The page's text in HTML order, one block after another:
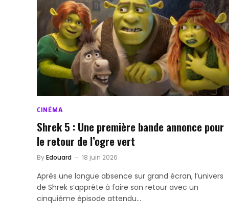
CINÉMA
Shrek 5 : Une première bande annonce pour
le retour de l’ogre vert
ByEdouard 18 juin 2026
Après une longue absence sur grand écran, l’univers
de Shrek s’apprête à faire son retour avec un
cinquième épisode attendu…